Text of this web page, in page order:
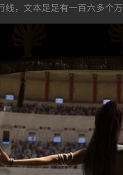
线，文本足足有一百六多个万